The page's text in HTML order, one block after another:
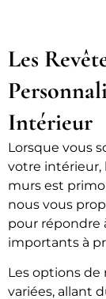
Les
Intérieur
Lorsque vous
votre intérieur,
murs est
nous vous
pour répondre
importants à
Les options
variées, allant